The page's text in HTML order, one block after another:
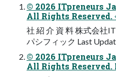
© 2026 ITpreneurs
All Rights Reserved.
社 紹 介 資 料 株式会社
パシフィック Last
© 2026 ITpreneurs
All Rights Reserved.